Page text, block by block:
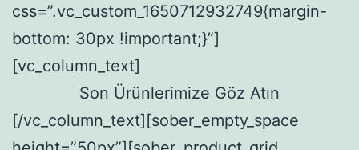
css=”.vc_custom_1650712932749{margin-
bottom: 30px !important;}”]
[vc_column_text]
Son Ürünlerimize Göz Atın
[/vc_column_text][sober_empty_space